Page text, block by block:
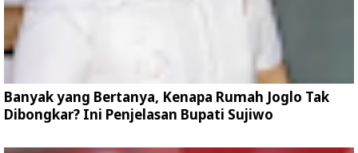
Banyak yang Bertanya, Kenapa Rumah Joglo Tak
Dibongkar? Ini Penjelasan Bupati Sujiwo